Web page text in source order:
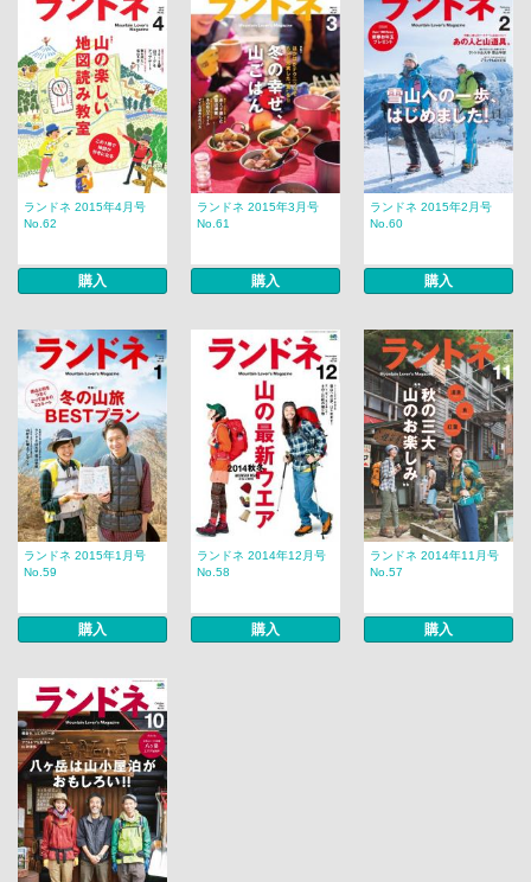
ランドネ 2015年4月号
No.62
購入
ランドネ 2015年3月号
No.61
購入
ランドネ 2015年2月号
No.60
購入
ランドネ 2015年1月号
No.59
購入
ランドネ 2014年12月号
No.58
購入
ランドネ 2014年11月号
No.57
購入